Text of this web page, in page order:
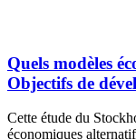
Quels modèles
Objectifs de
Cette étude du
économiques